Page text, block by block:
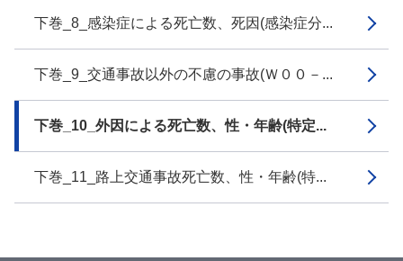
下巻_8_感染症による死亡数、死因(感染症分...
下巻_9_交通事故以外の不慮の事故(Ｗ００－...
下巻_10_外因による死亡数、性・年齢(特定...
下巻_11_路上交通事故死亡数、性・年齢(特...